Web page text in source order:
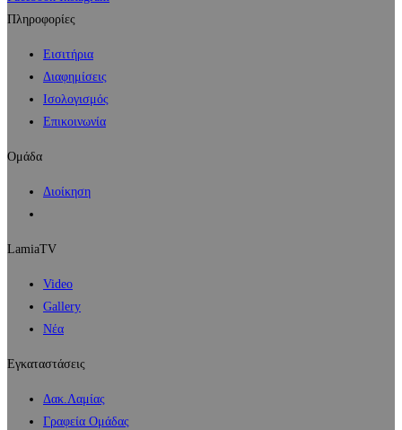
Πληροφορίες
Εισιτήρια
Διαφημίσεις
Ισολογισμός
Επικοινωνία
Ομάδα
Διοίκηση
LamiaTV
Video
Gallery
Νέα
Εγκαταστάσεις
Δακ.Λαμίας
Γραφεία Ομάδας